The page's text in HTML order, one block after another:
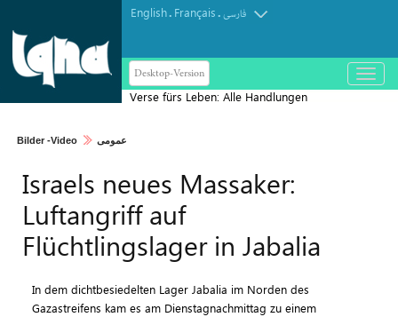
English. Français.فارسی
Desktop-Version
باز
و
Verse fürs Leben: Alle Handlungen
Bilder -Video عمومی
Israels neues Massaker:
Luftangriff auf
Flüchtlingslager in Jabalia
In dem dichtbesiedelten Lager Jabalia im Norden des
Gazastreifens kam es am Dienstagnachmittag zu einem